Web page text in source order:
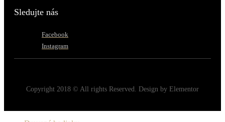
Sledujte nás
Facebook
Instagram
Copyright 2018 © All rights Reserved. Design by Elementor